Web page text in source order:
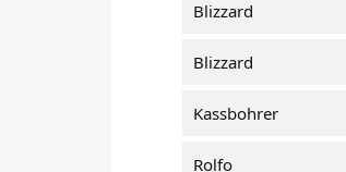
Blizzard
Blizzard
Kassbohrer
Rolfo